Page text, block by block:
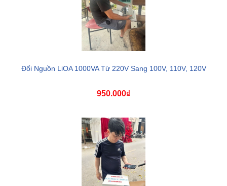
Đổi Nguồn LiOA 1000VA Từ 220V Sang 100V, 110V, 120V
950.000₫